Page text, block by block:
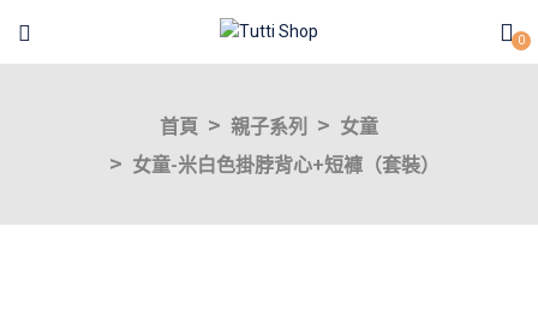
0
首頁 親子系列
女童
女童-米白色掛脖背心+短褲（套裝）